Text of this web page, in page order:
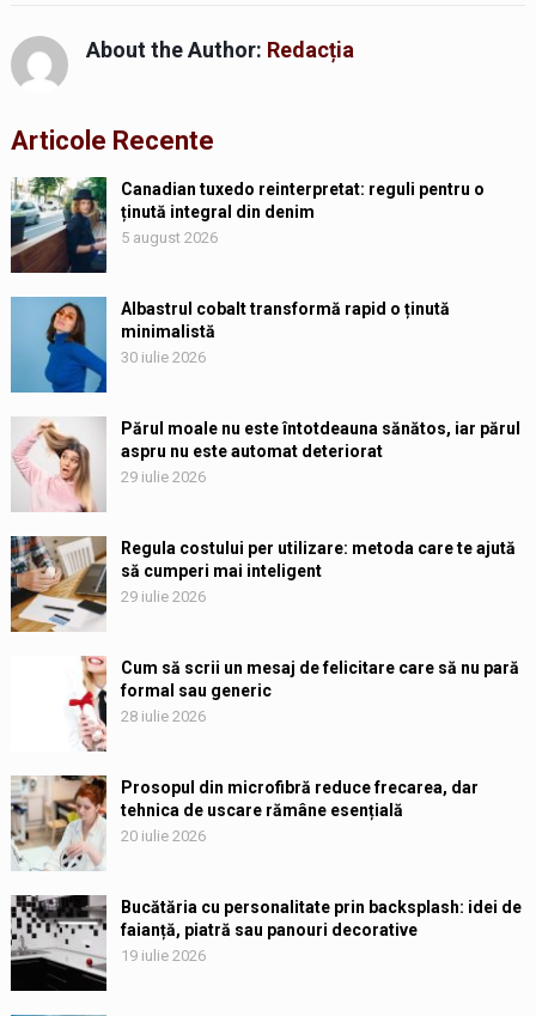
About the Author: Redacția
Articole Recente
Canadian tuxedo reinterpretat: reguli pentru o
ținută integral din denim
5 august 2026
Albastrul cobalt transformă rapid o ținută
minimalistă
30 iulie 2026
Părul moale nu este întotdeauna sănătos, iar părul
aspru nu este automat deteriorat
29 iulie 2026
Regula costului per utilizare: metoda care te ajută
să cumperi mai inteligent
29 iulie 2026
Cum să scrii un mesaj de felicitare care să nu pară
formal sau generic
28 iulie 2026
Prosopul din microfibră reduce frecarea, dar
tehnica de uscare rămâne esențială
20 iulie 2026
Bucătăria cu personalitate prin backsplash: idei de
faianță, piatră sau panouri decorative
19 iulie 2026